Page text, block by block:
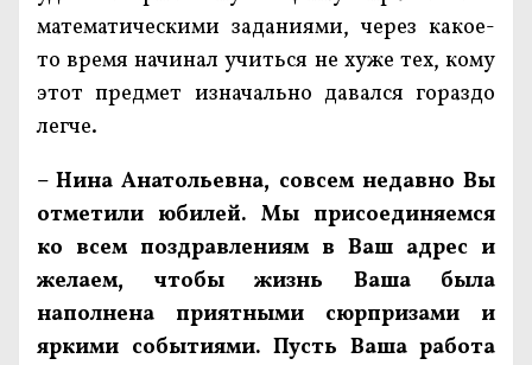
математическими заданиями, через какое-
то время начинал учиться не хуже тех, кому
этот предмет изначально давался гораздо
легче.
– Нина Анатольевна, совсем недавно Вы
отметили юбилей. Мы присоединяемся
ко всем поздравлениям в Ваш адрес и
желаем, чтобы жизнь Ваша была
наполнена приятными сюрпризами и
яркими событиями. Пусть Ваша работа